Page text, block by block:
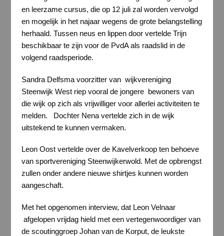
en leerzame cursus, die op 12 juli zal worden vervolgd
en mogelijk in het najaar wegens de grote belangstelling
herhaald. Tussen neus en lippen door vertelde Trijn
beschikbaar te zijn voor de PvdA als raadslid in de
volgend raadsperiode.
Sandra Delfsma voorzitter van wijkvereniging
Steenwijk West riep vooral de jongere bewoners van
die wijk op zich als vrijwilliger voor allerlei activiteiten te
melden. Dochter Nena vertelde zich in de wijk
uitstekend te kunnen vermaken.
Leon Oost vertelde over de Kavelverkoop ten behoeve
van sportvereniging Steenwijkerwold. Met de opbrengst
zullen onder andere nieuwe shirtjes kunnen worden
aangeschaft.
Met het opgenomen interview, dat Leon Velnaar
afgelopen vrijdag hield met een vertegenwoordiger van
de scoutinggroep Johan van de Korput, de leukste